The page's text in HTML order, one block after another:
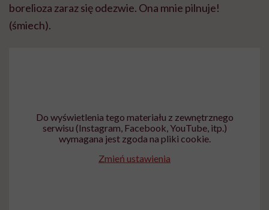
borelioza zaraz się odezwie. Ona mnie pilnuje!
(śmiech).
Do wyświetlenia tego materiału z zewnętrznego
serwisu (Instagram, Facebook, YouTube, itp.)
wymagana jest zgoda na pliki cookie.
Zmień ustawienia